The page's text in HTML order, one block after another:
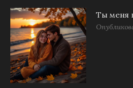
Ты меня